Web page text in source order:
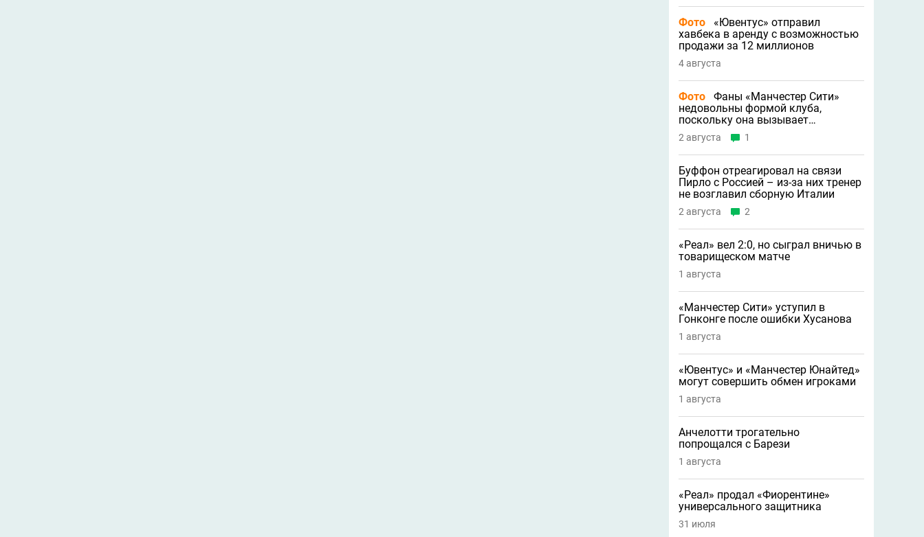
Фото
«Ювентус» отправил
хавбека в аренду с возможностью
продажи за 12 миллионов
4 августа
Фото
Фаны «Манчестер Сити»
недовольны формой клуба,
поскольку она вызывает
трипофобию
2 августа 1
Буффон отреагировал на связи
Пирло с Россией – из-за них тренер
не возглавил сборную Италии
2 августа 2
«Реал» вел 2:0, но сыграл вничью в
товарищеском матче
1 августа
«Манчестер Сити» уступил в
Гонконге после ошибки Хусанова
1 августа
«Ювентус» и «Манчестер Юнайтед»
могут совершить обмен игроками
1 августа
Анчелотти трогательно
попрощался с Барези
1 августа
«Реал» продал «Фиорентине»
универсального защитника
31 июля